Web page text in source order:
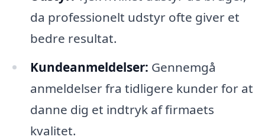
da professionelt udstyr ofte giver et
bedre resultat.
Kundeanmeldelser: Gennemgå
anmeldelser fra tidligere kunder for at
danne dig et indtryk af firmaets
kvalitet.